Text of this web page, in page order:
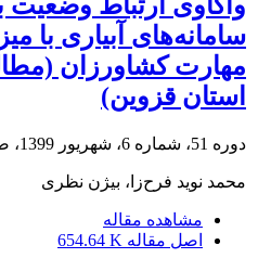
سامانه‌های آبیاری با
مهارت کشاورزان
استان قزوین)
دوره 51، شماره 6، شهریور 1399، صفحه
محمد نوید فرح‌زا، بیژن نظری
مشاهده مقاله
اصل مقاله 654.64 K